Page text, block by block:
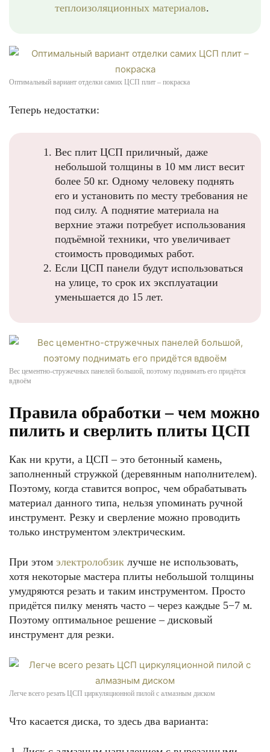
теплоизоляционных материалов.
Оптимальный вариант отделки самих ЦСП плит – покраска
Теперь недостатки:
Вес плит ЦСП приличный, даже
небольшой толщины в 10 мм лист весит
более 50 кг. Одному человеку поднять
его и установить по месту требования не
под силу. А поднятие материала на
верхние этажи потребует использования
подъёмной техники, что увеличивает
стоимость проводимых работ.
Если ЦСП панели будут использоваться
на улице, то срок их эксплуатации
уменьшается до 15 лет.
Вес цементно-стружечных панелей большой, поэтому поднимать его придётся
вдвоём
Правила обработки – чем можно
пилить и сверлить плиты ЦСП
Как ни крути, а ЦСП – это бетонный камень,
заполненный стружкой (деревянным наполнителем).
Поэтому, когда ставится вопрос, чем обрабатывать
материал данного типа, нельзя упоминать ручной
инструмент. Резку и сверление можно проводить
только инструментом электрическим.
При этом электролобзик лучше не использовать,
хотя некоторые мастера плиты небольшой толщины
умудряются резать и таким инструментом. Просто
придётся пилку менять часто – через каждые 5−7 м.
Поэтому оптимальное решение – дисковый
инструмент для резки.
Легче всего резать ЦСП циркуляционной пилой с алмазным диском
Что касается диска, то здесь два варианта: